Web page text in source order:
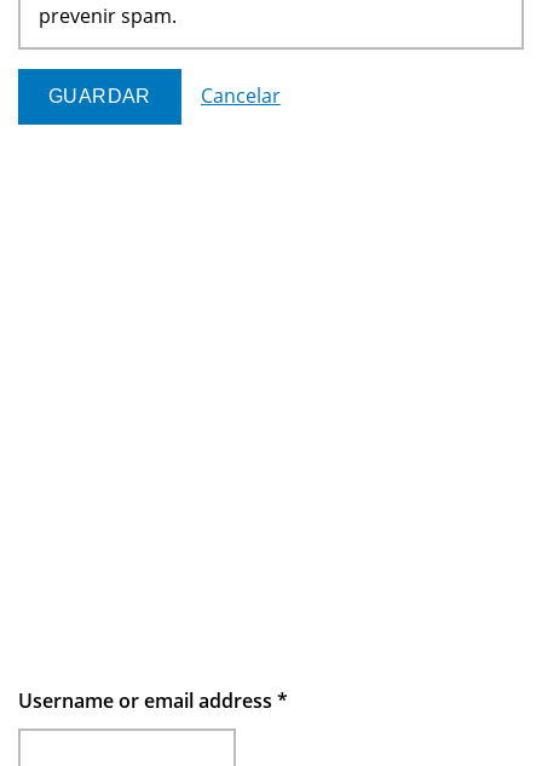
prevenir spam.
Cancelar
Username or email address *